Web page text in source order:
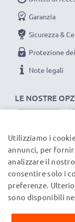
LE NOSTRE
Garanzia
Sicurezza &
Protezione
Note legali
I NOSTRI
© subtel.ch 2026
Tutti i prezzi sono
spedizione. Si
menzionati sulle
Utilizziamo i
annunci, per
analizzare il
consentire solo i
preferenze.
sono disponibili